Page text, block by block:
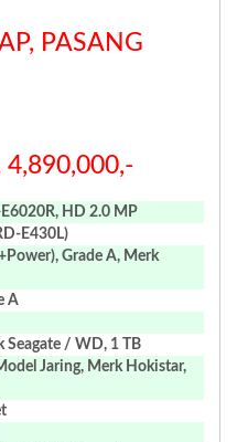
PASANG
4,890,000,-
HD 2.0 MP
E430L)
Grade A, Merk
A
Seagate / WD, 1 TB
Jaring, Merk Hokistar,